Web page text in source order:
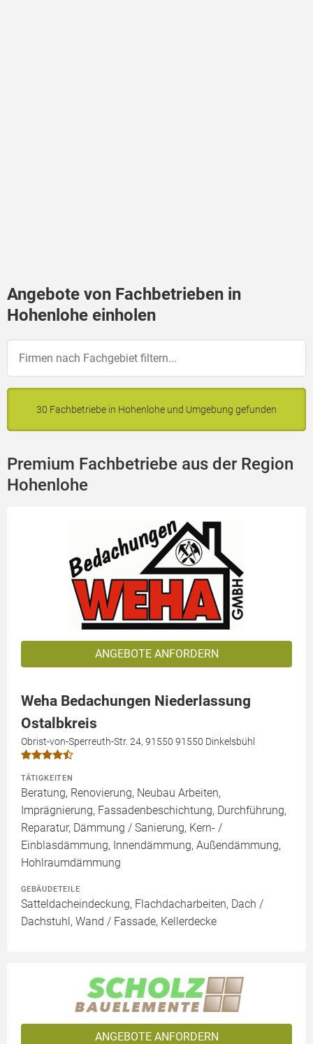
Angebote von Fachbetrieben in
Hohenlohe einholen
30 Fachbetriebe in Hohenlohe und Umgebung gefunden
Premium Fachbetriebe aus der Region
Hohenlohe
ANGEBOTE ANFORDERN
Weha Bedachungen Niederlassung
Ostalbkreis
Obrist-von-Sperreuth-Str. 24, 91550 91550 Dinkelsbühl
TÄTIGKEITEN
Beratung, Renovierung, Neubau Arbeiten,
Imprägnierung, Fassadenbeschichtung, Durchführung,
Reparatur, Dämmung / Sanierung, Kern- /
Einblasdämmung, Innendämmung, Außendämmung,
Hohlraumdämmung
GEBÄUDETEILE
Satteldacheindeckung, Flachdacharbeiten, Dach /
Dachstuhl, Wand / Fassade, Kellerdecke
ANGEBOTE ANFORDERN